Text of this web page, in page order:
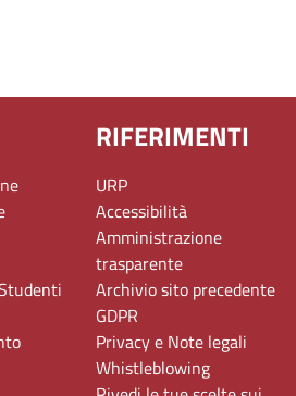
RIFERIMENTI
URP
Accessibilità
Amministrazione
trasparente
Archivio sito precedente
GDPR
Privacy e Note legali
Whistleblowing